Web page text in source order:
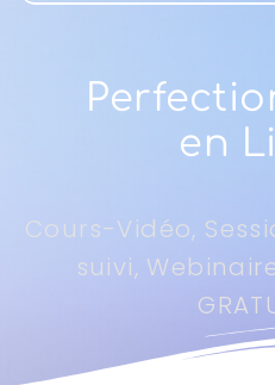
en
Cours-Vidéo,
suivi,